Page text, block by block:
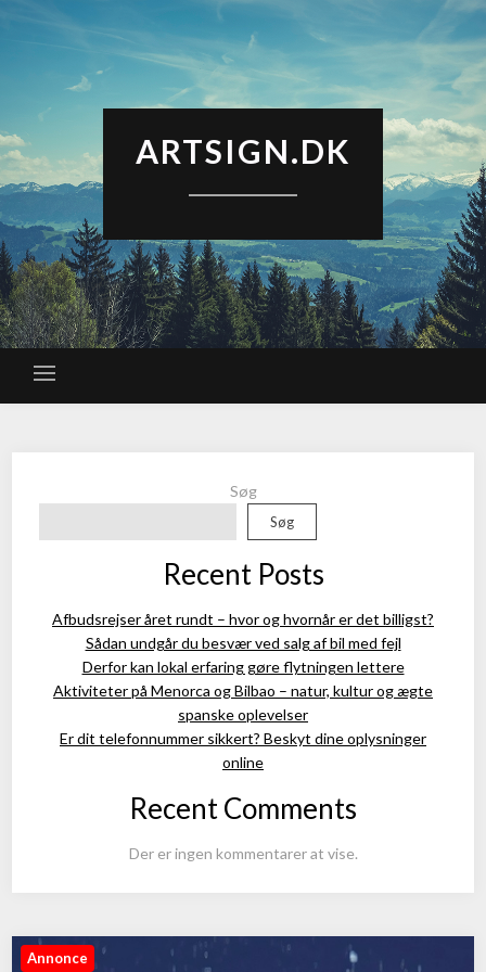
ARTSIGN.DK
Søg
Søg
Recent Posts
Afbudsrejser året rundt – hvor og hvornår er det billigst?
Sådan undgår du besvær ved salg af bil med fejl
Derfor kan lokal erfaring gøre flytningen lettere
Aktiviteter på Menorca og Bilbao – natur, kultur og ægte
spanske oplevelser
Er dit telefonnummer sikkert? Beskyt dine oplysninger
online
Recent Comments
Der er ingen kommentarer at vise.
Annonce